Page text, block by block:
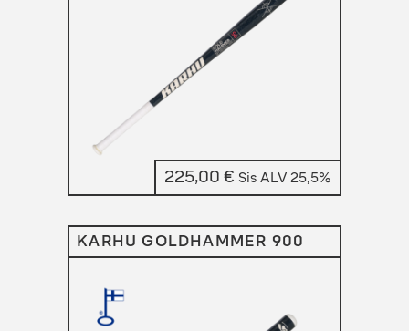
225,00 € Sis ALV 25,5%
KARHU GOLDHAMMER 900